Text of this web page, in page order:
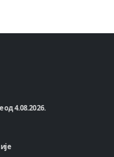
од 4.08.2026.